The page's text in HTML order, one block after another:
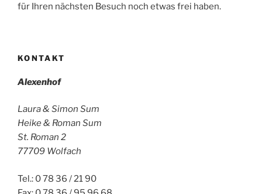
für Ihren nächsten Besuch noch etwas frei haben.
KONTAKT
Alexenhof
Laura & Simon Sum
Heike & Roman Sum
St. Roman 2
77709 Wolfach
Tel.: 0 78 36 / 21 90